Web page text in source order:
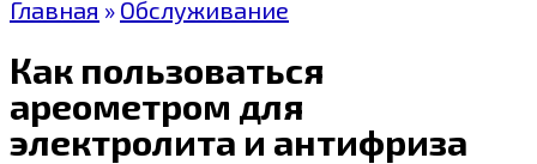
Главная » Обслуживание
Как пользоваться
ареометром для
электролита и антифриза